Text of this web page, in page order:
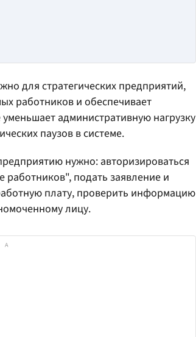
для стратегических предприятий,
работников и обеспечивает
административную нагрузку
паузов в системе.
нужно: авторизироваться
подать заявление и
плату, проверить информацию
лицу.